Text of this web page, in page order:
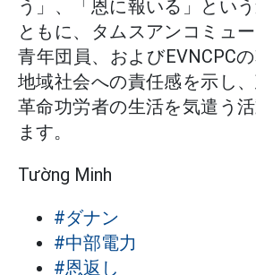
う」、「恩に報いる」とい
ともに、タムスアンコミュー
青年団員、およびEVNCPC
地域社会への責任感を示し、
革命功労者の生活を気遣う
ます。
Tường Minh
#ダナン
#中部電力
#恩返し